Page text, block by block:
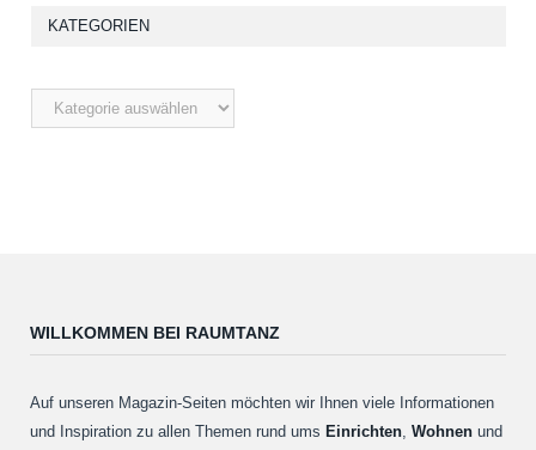
KATEGORIEN
WILLKOMMEN BEI RAUMTANZ
Auf unseren Magazin-Seiten möchten wir Ihnen viele Informationen
und Inspiration zu allen Themen rund ums Einrichten, Wohnen und